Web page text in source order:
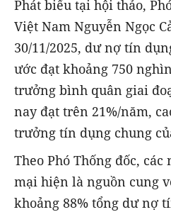
Phát biểu tại hội thảo,
Việt Nam Nguyễn Ngọc
30/11/2025, dư nợ tín
ước đạt khoảng 750
trưởng bình quân giai
nay đạt trên 21%/năm,
trưởng tín dụng chung
Theo Phó Thống đốc,
mại hiện là nguồn cung
khoảng 88% tổng dư nợ